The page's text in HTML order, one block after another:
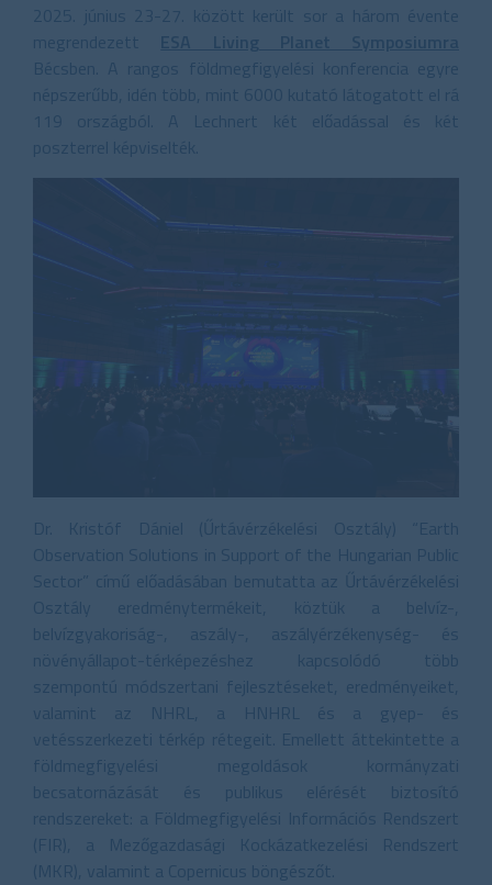
2025. június 23-27. között került sor a három évente
megrendezett ESA Living Planet Symposiumra
Bécsben. A rangos földmegfigyelési konferencia egyre
népszerűbb, idén több, mint 6000 kutató látogatott el rá
119 országból. A Lechnert két előadással és két
poszterrel képviselték.
Dr. Kristóf Dániel (Űrtávérzékelési Osztály) “Earth
Observation Solutions in Support of the Hungarian Public
Sector” című előadásában bemutatta az Űrtávérzékelési
Osztály eredménytermékeit, köztük a belvíz-,
belvízgyakoriság-, aszály-, aszályérzékenység- és
növényállapot-térképezéshez kapcsolódó több
szempontú módszertani fejlesztéseket, eredményeiket,
valamint az NHRL, a HNHRL és a gyep- és
vetésszerkezeti térkép rétegeit. Emellett áttekintette a
földmegfigyelési megoldások kormányzati
becsatornázását és publikus elérését biztosító
rendszereket: a Földmegfigyelési Információs Rendszert
(FIR), a Mezőgazdasági Kockázatkezelési Rendszert
(MKR), valamint a Copernicus böngészőt.